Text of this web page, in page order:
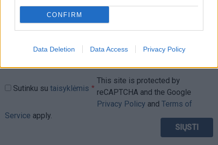
CONFIRM
Data Deletion Data Access Privacy Policy
Sutinku su taisyklėmis
This site is protected by
reCAPTCHA and the Google
Privacy Policy and Terms of
Service apply.